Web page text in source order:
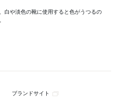
白や淡色の靴に使用すると色がうつるの
ブランドサイト